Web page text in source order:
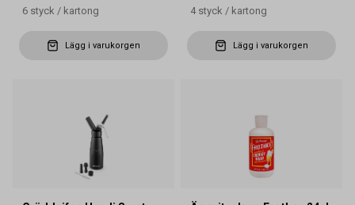
6 styck / kartong
Lägg i varukorgen
4 styck / kartong
Lägg i varukorgen